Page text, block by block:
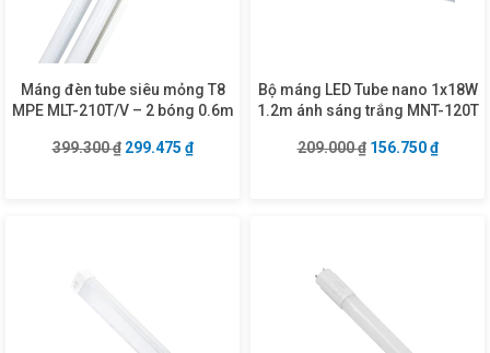
Máng đèn tube siêu mỏng T8
MPE MLT-210T/V – 2 bóng 0.6m
399.300₫ Giá gốc là: 399.300 ₫.
299.475 ₫Giá hiện tại là: 299.475 ₫.
Bộ máng LED Tube nano 1x18W
1.2m ánh sáng trắng MNT-120T
209.000₫ Giá gốc là:
156.750₫Giá